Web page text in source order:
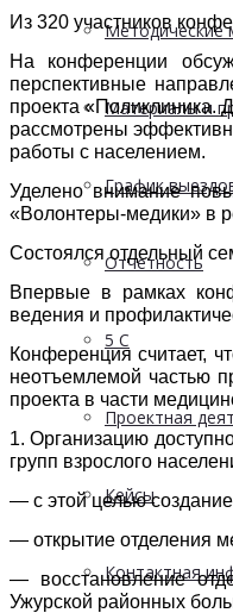
Методические
Материалы и
График
Отчетность
5 С
Проектная
Кейсы
Контактная
Из 320 участников
На конференции
перспективные
проекта «Поликлиника.
рассмотрены
работы с населением.
Уделено внимание
«Волонтеры-медики» в
Состоялся отдельный
Впервые в рамках
ведения и
Конференция считает,
неотъемлемой частью
проекта в части
1. Организацию
групп взрослого
— с этой целью
— открытие отделения
— восстановление
Ужурской районных